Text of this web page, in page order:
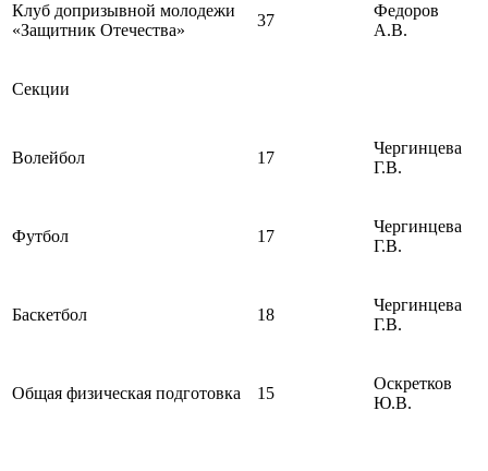
Клуб допризывной молодежи
«Защитник Отечества»
37
Федоров
А.В.
Секции
Волейбол 17
Чергинцева
Г.В.
Футбол 17
Чергинцева
Г.В.
Баскетбол 18
Чергинцева
Г.В.
Общая физическая подготовка 15
Оскретков
Ю.В.